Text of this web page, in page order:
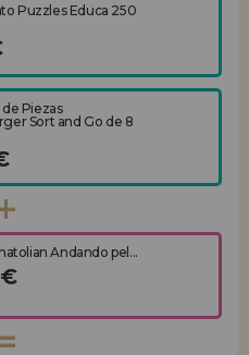
Puzzles Educa 250
Piezas
Sort and Go de 8
Andando pel...